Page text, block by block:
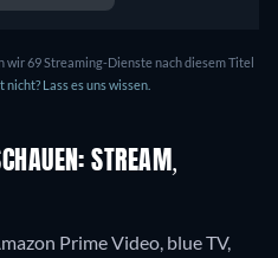
wir 69 Streaming-Dienste nach diesem Titel
nicht? Lass es uns wissen.
STREAM,
Prime Video, blue TV,